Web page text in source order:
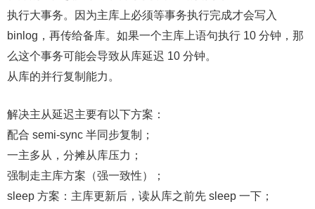
执行大事务。因为主库上必须等事务执行完成才会写入
binlog，再传给备库。如果一个主库上语句执行 10 分钟，那
么这个事务可能会导致从库延迟 10 分钟。
从库的并行复制能力。
解决主从延迟主要有以下方案：
配合 semi-sync 半同步复制；
一主多从，分摊从库压力；
强制走主库方案（强一致性）；
sleep 方案：主库更新后，读从库之前先 sleep 一下；